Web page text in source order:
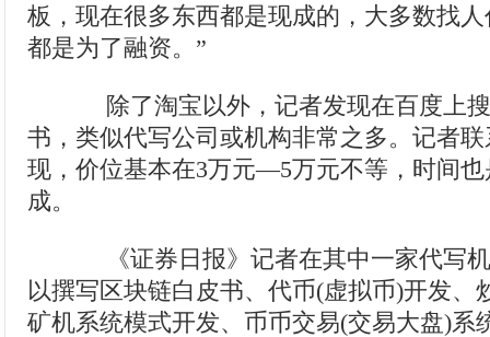
板，现在很多东西都是现成的，大多数找
都是为了融资。”
除了淘宝以外，记者发现在百度上搜
书，类似代写公司或机构非常之多。记者
现，价位基本在3万元—5万元不等，时间
成。
《证券日报》记者在其中一家代写机
以撰写区块链白皮书、代币(虚拟币)开发、
矿机系统模式开发、币币交易(交易大盘)系